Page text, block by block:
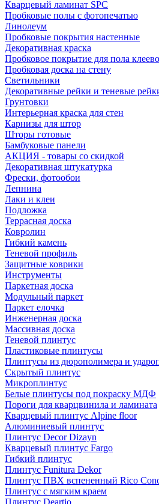
Кварцевый ламинат SPC
Пробковые полы с фотопечатью
Линолеум
Пробковые покрытия настенные
Декоративная краска
Пробковое покрытие для пола
Пробковая доска на стену
Светильники
Декоративные рейки и теневые
Грунтовки
Интерьерная краска для стен
Карнизы для штор
Шторы готовые
Бамбуковые панели
АКЦИЯ - товары со скидкой
Декоративная штукатурка
Фрески, фотообои
Лепнина
Лаки и клеи
Подложка
Террасная доска
Ковролин
Гибкий камень
Теневой профиль
Защитные коврики
Инструменты
Паркетная доска
Модульный паркет
Паркет елочка
Инженерная доска
Массивная доска
Теневой плинтус
Пластиковые плинтусы
Плинтусы из дюрополимера и
Скрытый плинтус
Микроплинтус
Белые плинтусы под покраску МДФ
Пороги для кварцвинила и ламината
Кварцевый плинтус Alpine floor
Алюминиевый плинтус
Плинтус Decor Dizayn
Кварцевый плинтус Fargo
Гибкий плинтус
Плинтус Funitura Dekor
Плинтус ПВХ вспененный Rico
Плинтус с мягким краем
Плинтус Deartio